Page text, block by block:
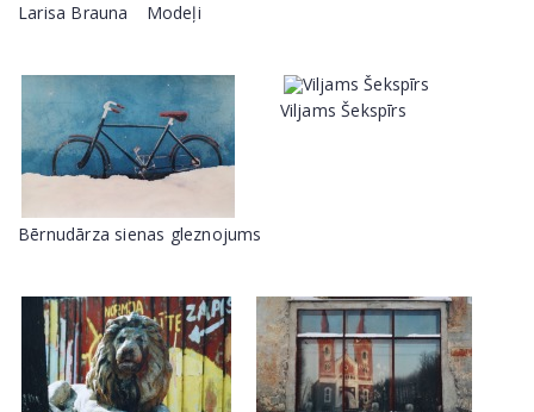
Larisa Brauna Modeļi
Bērnudārza sienas gleznojums
Viljams Šekspīrs